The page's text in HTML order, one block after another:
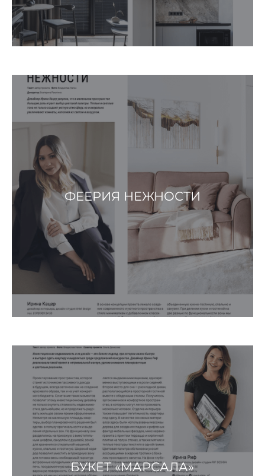
ФЕЕРИЯ НЕЖНОСТИ
БУКЕТ «МАРСАЛА»